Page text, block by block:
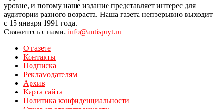
уровне, и потому наше издание представляет интерес для
аудитории разного возраста. Наша газета непрерывно выходит
с 15 января 1991 года.
Свяжитесь с нами: info@antispryt.ru
О газете
Контакты
Подписка
Рекламодателям
Архив
Карта сайта
Политика конфиденциальности